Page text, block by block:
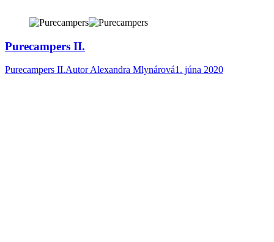
Purecampers II.
Purecampers II.AutorAlexandra Mlynárová1. júna 2020